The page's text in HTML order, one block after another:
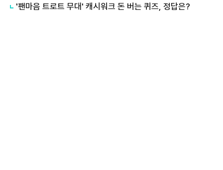
'팬마음 트로트 무대' 캐시워크 돈 버는 퀴즈, 정답은?